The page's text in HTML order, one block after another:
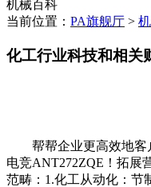
机械百科
当前位置： PA旗舰厅 >
化工行业科技和相关
帮帮企业更高效地客
电竞ANT272ZQE！拓展
范畴：1.化工从动化：节